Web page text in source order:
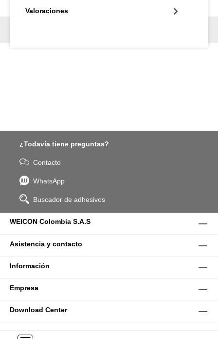
Valoraciones
¿Todavía tiene preguntas?
Contacto
WhatsApp
Buscador de adhesivos
WEICON Colombia S.A.S
Asistencia y contacto
Información
Empresa
Download Center